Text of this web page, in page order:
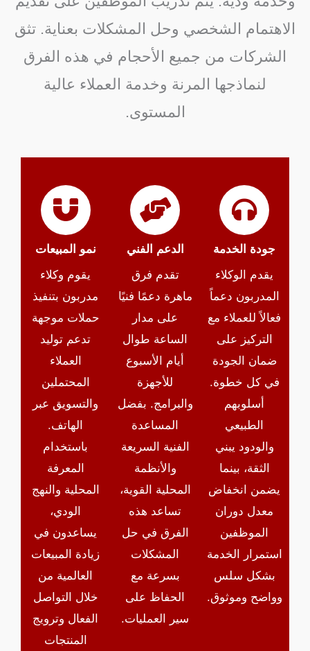
الاهتمام الشخصي وحل المشكلات بعناية. تثق
الشركات من جميع الأحجام في هذه الفرق
لنماذجها المرنة وخدمة العملاء عالية
المستوى.
جودة الخدمة
يقدم الوكلاء
المدربون دعماً
فعالاً للعملاء مع
التركيز على
ضمان الجودة
في كل خطوة.
أسلوبهم
الطبيعي
والودود يبني
الثقة، بينما
يضمن انخفاض
معدل دوران
الموظفين
استمرار الخدمة
بشكل سلس
وواضح وموثوق.
الدعم الفني
تقدم فرق
ماهرة دعمًا فنيًا
على مدار
الساعة طوال
أيام الأسبوع
للأجهزة
والبرامج. بفضل
المساعدة
الفنية السريعة
والأنظمة
المحلية القوية،
تساعد هذه
الفرق في حل
المشكلات
بسرعة مع
الحفاظ على
سير العمليات.
نمو المبيعات
يقوم وكلاء
مدربون بتنفيذ
حملات موجهة
تدعم توليد
العملاء
المحتملين
والتسويق عبر
الهاتف.
باستخدام
المعرفة
المحلية والنهج
الودي،
يساعدون في
زيادة المبيعات
العالمية من
خلال التواصل
الفعال وترويج
المنتجات